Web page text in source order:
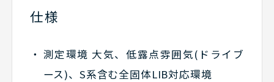
仕様
測定環境 大気、低露点雰囲気(ドライブ
ース)、S系含む全固体LIB対応環境